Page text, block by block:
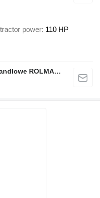
power 110 HP
Przedsiębiorstwo Produkcyjno-Handlowe ROLMAPOL Marcin Dziekan